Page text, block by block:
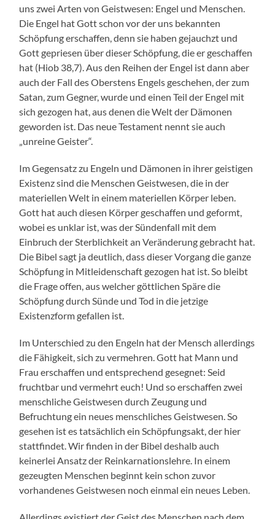
uns zwei Arten von Geistwesen: Engel und Menschen.
Die Engel hat Gott schon vor der uns bekannten
Schöpfung erschaffen, denn sie haben gejauchzt und
Gott gepriesen über dieser Schöpfung, die er geschaffen
hat (Hiob 38,7). Aus den Reihen der Engel ist dann aber
auch der Fall des Oberstens Engels geschehen, der zum
Satan, zum Gegner, wurde und einen Teil der Engel mit
sich gezogen hat, aus denen die Welt der Dämonen
geworden ist. Das neue Testament nennt sie auch
„unreine Geister“.
Im Gegensatz zu Engeln und Dämonen in ihrer geistigen
Existenz sind die Menschen Geistwesen, die in der
materiellen Welt in einem materiellen Körper leben.
Gott hat auch diesen Körper geschaffen und geformt,
wobei es unklar ist, was der Sündenfall mit dem
Einbruch der Sterblichkeit an Veränderung gebracht hat.
Die Bibel sagt ja deutlich, dass dieser Vorgang die ganze
Schöpfung in Mitleidenschaft gezogen hat ist. So bleibt
die Frage offen, aus welcher göttlichen Späre die
Schöpfung durch Sünde und Tod in die jetzige
Existenzform gefallen ist.
Im Unterschied zu den Engeln hat der Mensch allerdings
die Fähigkeit, sich zu vermehren. Gott hat Mann und
Frau erschaffen und entsprechend gesegnet: Seid
fruchtbar und vermehrt euch! Und so erschaffen zwei
menschliche Geistwesen durch Zeugung und
Befruchtung ein neues menschliches Geistwesen. So
gesehen ist es tatsächlich ein Schöpfungsakt, der hier
stattfindet. Wir finden in der Bibel deshalb auch
keinerlei Ansatz der Reinkarnationslehre. In einem
gezeugten Menschen beginnt kein schon zuvor
vorhandenes Geistwesen noch einmal ein neues Leben.
Allerdings existiert der Geist des Menschen nach dem